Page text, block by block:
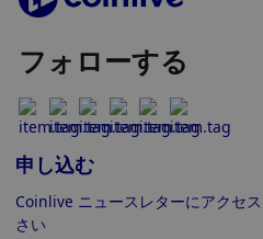
フォローする
申し込む
Coinlive ニュースレターにアクセ
さい